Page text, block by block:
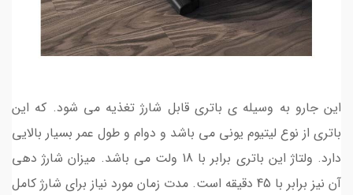
این جارو به وسیله ی باتری قابل شارژ تغذیه می شود. که این
باتری از نوع لیتیوم یونی می باشد و دوام و طول عمر بسیار بالایی
دارد. ولتاژ این باتری برابر با 18 ولت می باشد. میزان شارژ دهی
آن نیز برابر با 45 دقیقه است. مدت زمان مورد نیاز برای شارژ کامل